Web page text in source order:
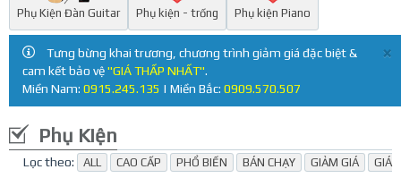
Phụ Kiện Đàn Guitar Phụ kiện - trống Phụ kiện Piano
×
Tưng bừng khai trương, chương trình giảm giá đặc biệt &
cam kết bảo vệ"GIÁ THẤP NHẤT".
Miền Nam: 0915.245.135 | Miền Bắc: 0909.570.507
Phụ Kiện
Lọc theo: ALL CAO CẤP PHỔ BIẾN BÁN CHẠY GIẢM GIÁ
GIÁ